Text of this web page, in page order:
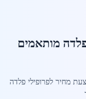
מותאמים
מחיר לפרופילי פלדה